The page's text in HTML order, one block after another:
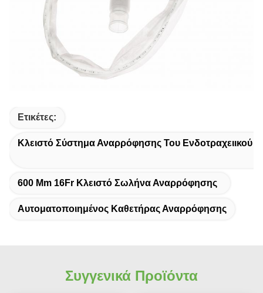
Ετικέτες:
Κλειστό Σύστημα Αναρρόφησης Του Ενδοτραχειικού
600 Mm 16Fr Κλειστό Σωλήνα Αναρρόφησης
Αυτοματοποιημένος Καθετήρας Αναρρόφησης
Συγγενικά Προϊόντα